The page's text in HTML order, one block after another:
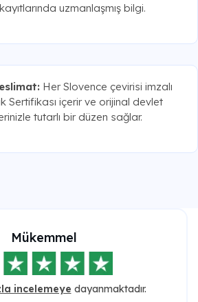
uzmanlaşmış bilgi.
Her Slovence çevirisi imzalı
Sertifikası içerir ve orijinal devlet
tutarlı bir düzen sağlar.
Mükemmel
incelemeye dayanmaktadır.